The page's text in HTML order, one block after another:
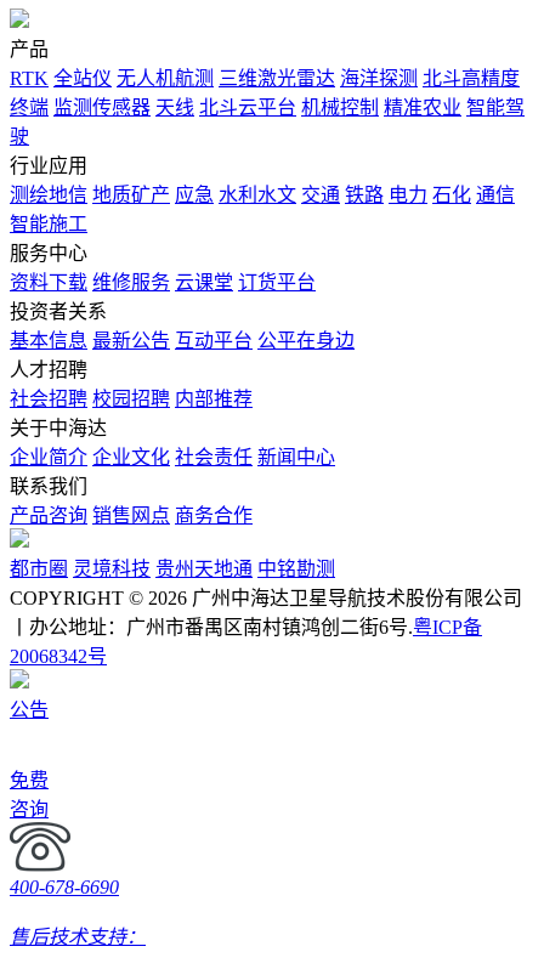
产品
RTK 全站仪 无人机航测 三维激光雷达 海洋探测 北斗高精度
终端 监测传感器 天线 北斗云平台 机械控制 精准农业 智能驾
驶
行业应用
测绘地信 地质矿产 应急 水利水文 交通 铁路 电力 石化 通信
智能施工
服务中心
资料下载 维修服务 云课堂 订货平台
投资者关系
基本信息 最新公告 互动平台 公平在身边
人才招聘
社会招聘 校园招聘 内部推荐
关于中海达
企业简介 企业文化 社会责任 新闻中心
联系我们
产品咨询 销售网点 商务合作
都市圈 灵境科技 贵州天地通 中铭勘测
COPYRIGHT © 2026 广州中海达卫星导航技术股份有限公司
丨办公地址：广州市番禺区南村镇鸿创二街6号.粤ICP备
20068342号
公告
免费
咨询
400-678-6690
售后技术支持：